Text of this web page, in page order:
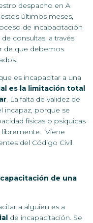
despacho en A
últimos meses,
de incapacitación
consultas, a través
de que debemos
es incapacitar a una
es la limitación total
. La falta de validez de
incapaz, porque se
físicas o psíquicas
libremente. Viene
del Código Civil.
de una
a alguien es a
de incapacitación. Se